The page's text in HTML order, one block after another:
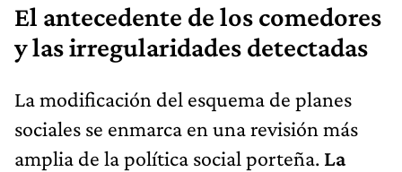
El antecedente de los comedores
y las irregularidades detectadas
La modificación del esquema de planes
sociales se enmarca en una revisión más
amplia de la política social porteña. La